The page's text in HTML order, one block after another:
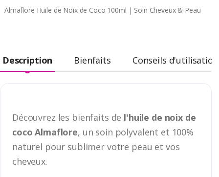
Almaflore Huile de Noix de Coco 100ml | Soin Cheveux & Peau
Description Bienfaits Conseils d'utilisation
Découvrez les bienfaits de l'huile de noix de
coco Almaflore, un soin polyvalent et 100%
naturel pour sublimer votre peau et vos
cheveux.